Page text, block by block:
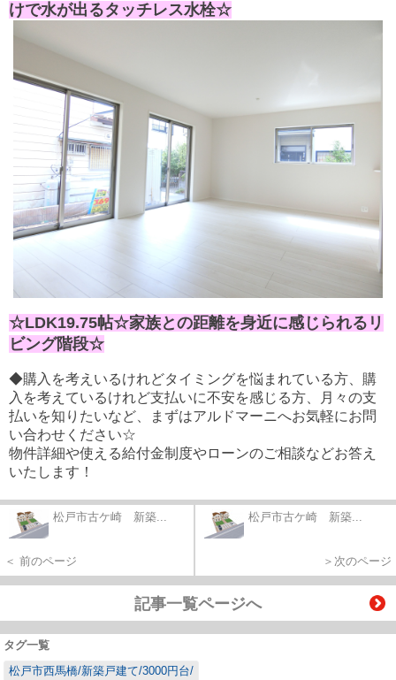
けで水が出るタッチレス水栓☆
☆LDK19.75帖☆家族との距離を身近に感じられるリ
ビング階段☆
◆購入を考えいるけれどタイミングを悩まれている方、購
入を考えているけれど支払いに不安を感じる方、月々の支
払いを知りたいなど、まずはアルドマーニへお気軽にお問
い合わせください☆
物件詳細や使える給付金制度やローンのご相談などお答え
いたします！
松戸市古ケ崎 新築...
＜ 前のページ
松戸市古ケ崎 新築...
＞次のページ
記事一覧ページへ
タグ一覧
松戸市西馬橋/新築戸建て/3000円台/